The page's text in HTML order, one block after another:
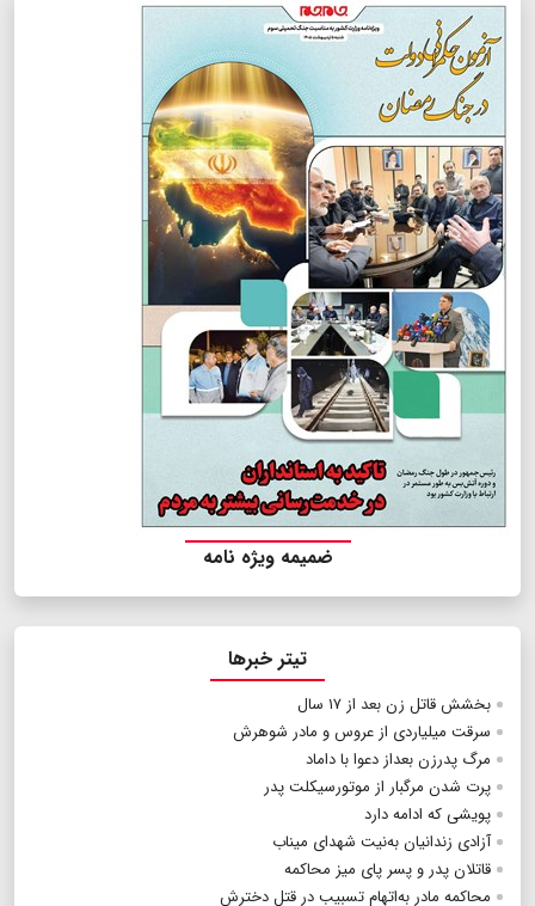
ضمیمه ویژه نامه
تیتر خبرها
بخشش قاتل زن بعد از ۱۷ سال
سرقت میلیاردی از عروس و مادر شوهرش
مرگ پدرزن بعداز دعوا با داماد
پرت شدن مرگبار از موتورسیکلت پدر
پویشی که ادامه دارد
آزادی زندانیان به‌نیت شهدای میناب
قاتلان پدر و پسر پای میز محاکمه
محاکمه مادر به‌اتهام تسبیب در قتل دخترش